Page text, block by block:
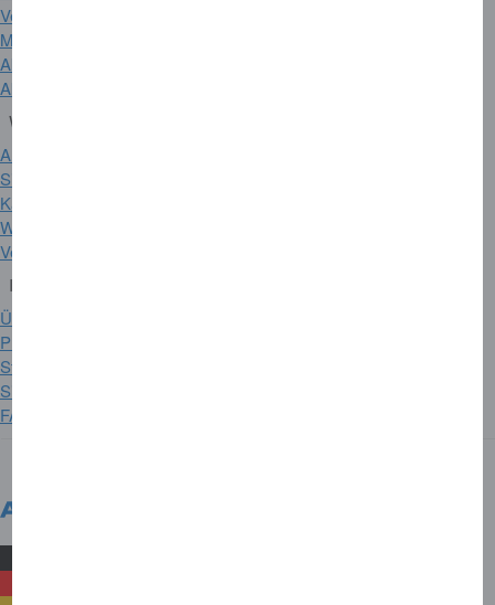
Versicherungen
Membership Rewards
Akzeptanzpartner
Akzeptanzstellen suchen
Wichtige Links
Amex DE App
Sicherheit
Karte verloren oder gestohlen
Weltweiter Hilfsdienst
Vertrag widerrufen
Informationen zum Unternehmen
Über American Express
Presse
Stellenangebote
Sitemap
FAQ's